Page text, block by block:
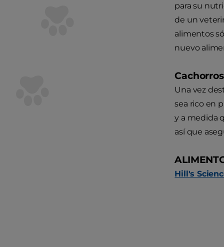
para su
de un
alimentos
nuevo
Una vez
sea rico en
y a medida
así que
Hill's